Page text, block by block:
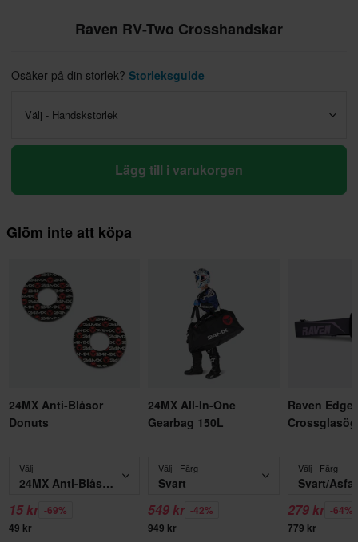
Raven RV-Two Crosshandskar
Osäker på din storlek? Storleksguide
Välj - Handskstorlek
Lägg till i varukorgen
Glöm inte att köpa
24MX Anti-Blåsor
Donuts
Välj
24MX Anti-Blåsor Donuts
15 kr -69%
49 kr
24MX All-In-One
Gearbag 150L
Välj - Färg
Svart
549 kr -42%
949 kr
Raven Edge
Välj - Färg
Svart/
279 kr -64%
779 kr